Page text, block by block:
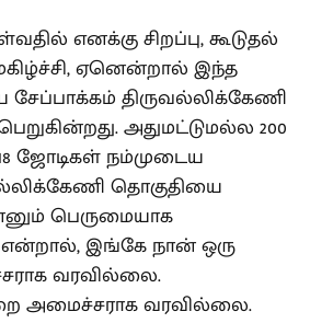
எனக்கு சிறப்பு, கூடுதல்
ஏனென்றால் இந்த
சேப்பாக்கம் திருவல்லிக்கேணி
அதுமட்டுமல்ல 200
ஜோடிகள் நம்முடைய
தொகுதியை
பெருமையாக
இங்கே நான் ஒரு
வரவில்லை.
அமைச்சராக வரவில்லை.